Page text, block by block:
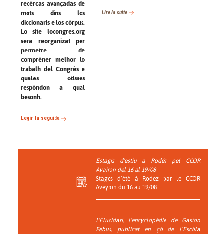
recèrcas avançadas de
mots dins los
diccionaris e los còrpus.
Lo site locongres.org
sera reorganizat per
permetre de
compréner melhor lo
trabalh del Congrès e
quales otisses
respòndon a qual
besonh.
Legir la seguida
Lire la suite
Estagis d'estiu a Rodés pel CCOR
Avairon del 16 al 19/08
Stages d’été à Rodez par le CCOR
Aveyron du 16 au 19/08
L'Elucidari, l'encyclopédie de Gaston
Febus, publicat en çò de l’Escòla